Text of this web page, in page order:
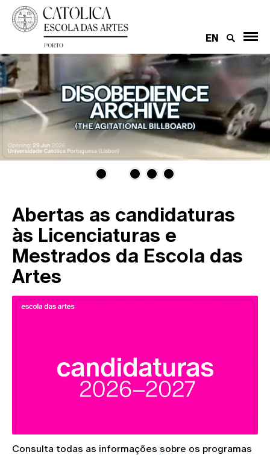
EN
Abertas as candidaturas
às Licenciaturas e
Mestrados da Escola das
Artes
Consulta todas as informações sobre os programas